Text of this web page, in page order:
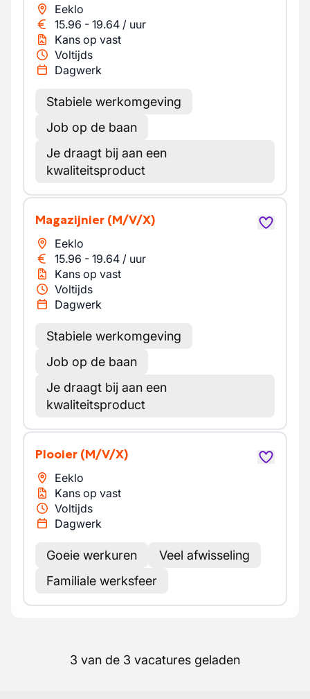
Eeklo
15.96 - 19.64 / uur
Kans op vast
Voltijds
Dagwerk
Stabiele werkomgeving
Job op de baan
Je draagt bij aan een
kwaliteitsproduct
Magazijnier (M/V/X)
Eeklo
15.96 - 19.64 / uur
Kans op vast
Voltijds
Dagwerk
Stabiele werkomgeving
Job op de baan
Je draagt bij aan een
kwaliteitsproduct
Plooier (M/V/X)
Eeklo
Kans op vast
Voltijds
Dagwerk
Goeie werkuren
Veel afwisseling
Familiale werksfeer
3 van de 3 vacatures geladen